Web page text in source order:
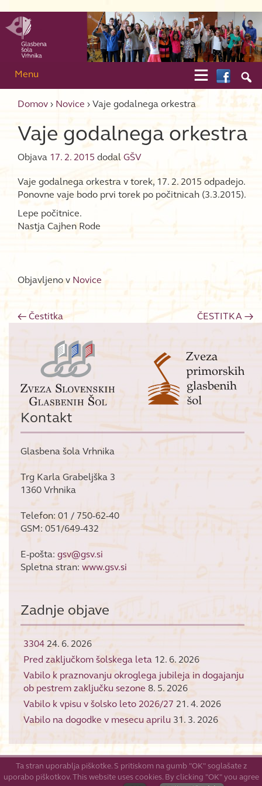

Menu 
Domov › Novice › Vaje godalnega orkestra
Vaje godalnega orkestra
Objava 17. 2. 2015 dodal GŠV
Vaje godalnega orkestra v torek, 17. 2. 2015 odpadejo.
Ponovne vaje bodo prvi torek po počitnicah (3.3.2015).
Lepe počitnice.
Nastja Cajhen Rode
Objavljeno v Novice
← Čestitka ČESTITKA →
Kontakt
Glasbena šola Vrhnika
Trg Karla Grabeljška 3
1360 Vrhnika
Telefon: 01 / 750-62-40
GSM: 051/649-432
E-pošta: gsv@gsv.si
Spletna stran: www.gsv.si
Zadnje objave
3304 24. 6. 2026
Pred zaključkom šolskega leta 12. 6. 2026
Vabilo k praznovanju okroglega jubileja in dogajanju
ob pestrem zaključku sezone 8. 5. 2026
Vabilo k vpisu v šolsko leto 2026/27 21. 4. 2026
Vabilo na dogodke v mesecu aprilu 31. 3. 2026
© 2026GŠV
Ta stran uporablja piškotke. S pritiskom na gumb "OK" soglašate z
uporabo piškotkov. This website uses cookies. By clicking "OK" you agree